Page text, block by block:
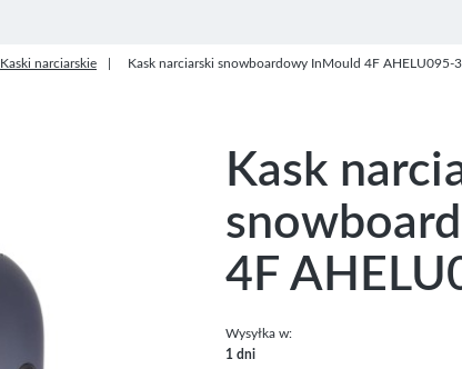
Kaski narciarskie Kask narciarski snowboardowy InMould 4F AHELU095-
Kask
4F
Wysyłka w:
1 dni